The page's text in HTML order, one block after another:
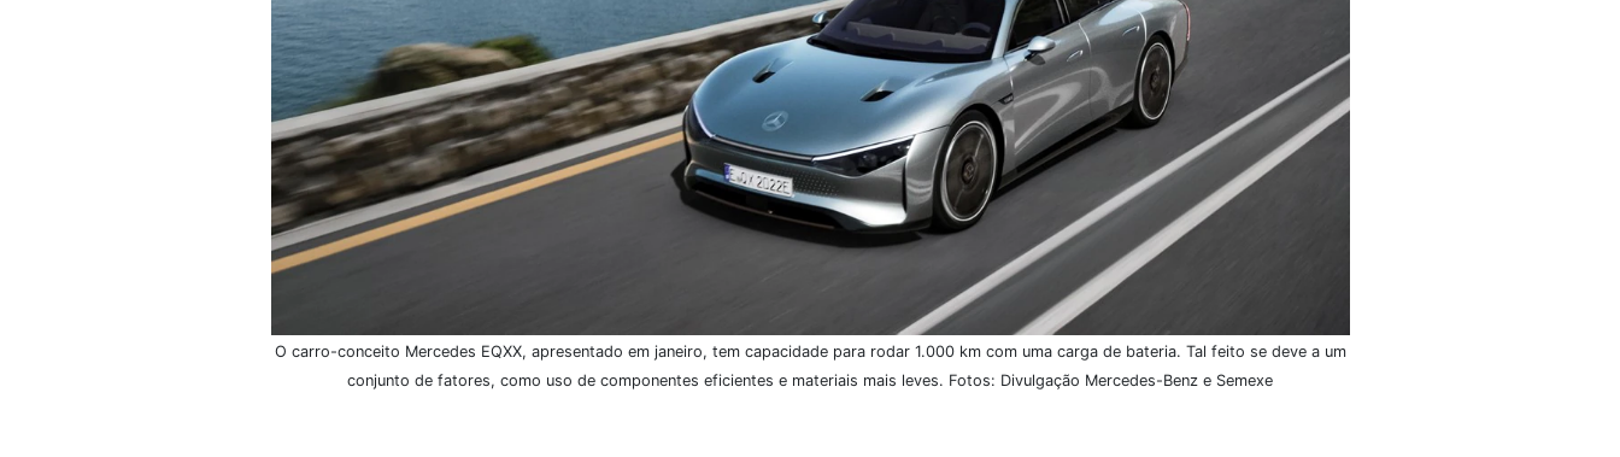
O carro-conceito Mercedes EQXX, apresentado em janeiro, tem capacidade para rodar 1.000 km com uma carga de bateria. Tal feito se deve a um
conjunto de fatores, como uso de componentes eficientes e materiais mais leves. Fotos: Divulgação Mercedes-Benz e Semexe